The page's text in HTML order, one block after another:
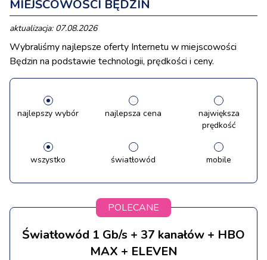
MIEJSCOWOŚCI BĘDZIN
aktualizacja: 07.08.2026
Wybraliśmy najlepsze oferty Internetu w miejscowości
Będzin na podstawie technologii, prędkości i ceny.
najlepszy wybór najlepsza cena
największa
prędkość
wszystko światłowód mobile
POLECANE
Światłowód 1 Gb/s + 37 kanałów + HBO
MAX + ELEVEN